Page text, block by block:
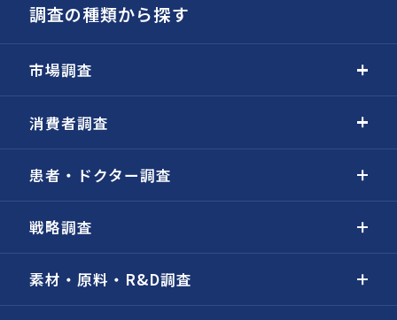
調査の種類から探す
市場調査
消費者調査
患者・ドクター調査
戦略調査
素材・原料・R&D調査